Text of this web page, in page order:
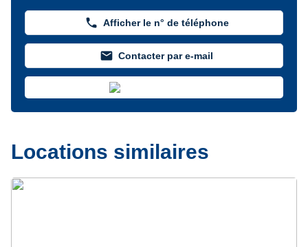
phone Afficher le n° de téléphone
mail Contacter par e-mail
Locations similaires
Précédent
Suivant